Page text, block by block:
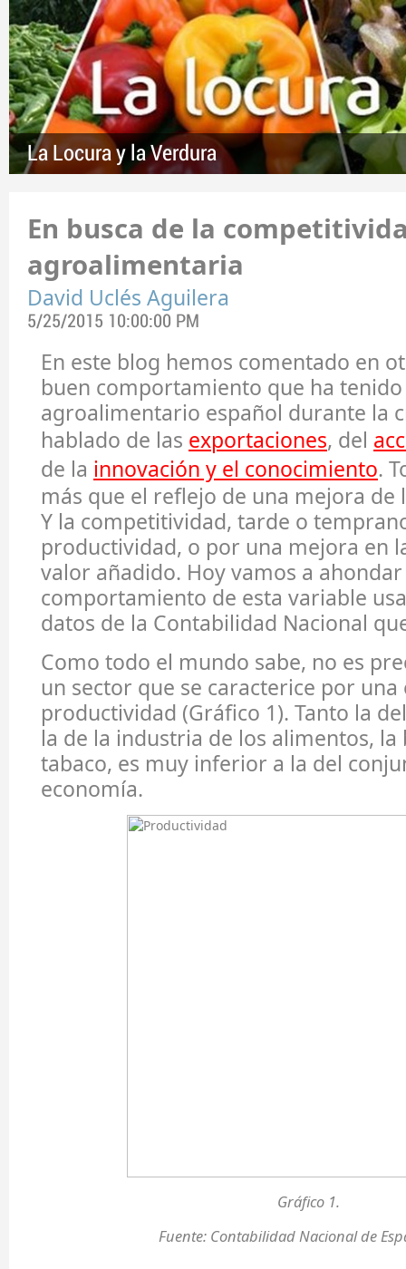
La Locura y la Verdura
En busca de la
agroalimentaria
David Uclés Aguilera
5/25/2015 10:00:00 PM
En este blog hemos comentado en
buen comportamiento que ha
agroalimentario español durante la
hablado de las exportaciones, del
de la innovación y el conocimiento.
más que el reflejo de una mejora
Y la competitividad, tarde o
productividad, o por una mejora en
valor añadido. Hoy vamos a
comportamiento de esta variable
datos de la Contabilidad Nacional
Como todo el mundo sabe, no es
un sector que se caracterice por una
productividad (Gráfico 1). Tanto la
la de la industria de los alimentos, la
tabaco, es muy inferior a la del
economía.
Gráfico 1.
Fuente: Contabilidad Nacional de